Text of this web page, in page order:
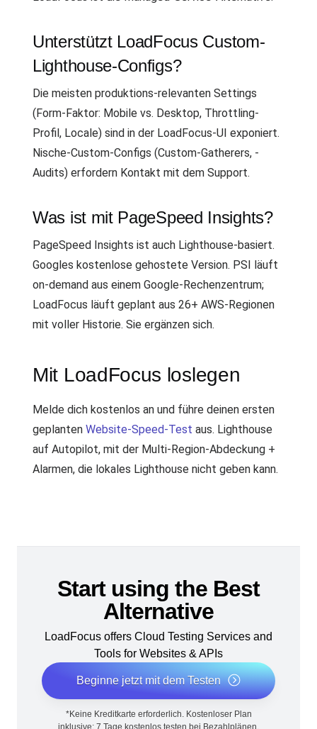
Unterstützt LoadFocus Custom-
Lighthouse-Configs?
Die meisten produktions-relevanten Settings
(Form-Faktor: Mobile vs. Desktop, Throttling-
Profil, Locale) sind in der LoadFocus-UI exponiert.
Nische-Custom-Configs (Custom-Gatherers, -
Audits) erfordern Kontakt mit dem Support.
Was ist mit PageSpeed Insights?
PageSpeed Insights ist auch Lighthouse-basiert.
Googles kostenlose gehostete Version. PSI läuft
on-demand aus einem Google-Rechenzentrum;
LoadFocus läuft geplant aus 26+ AWS-Regionen
mit voller Historie. Sie ergänzen sich.
Mit LoadFocus loslegen
Melde dich kostenlos an und führe deinen ersten
geplanten Website-Speed-Test aus. Lighthouse
auf Autopilot, mit der Multi-Region-Abdeckung +
Alarmen, die lokales Lighthouse nicht geben kann.
Start using the Best
Alternative
LoadFocus offers Cloud Testing Services and
Tools for Websites & APIs
Beginne jetzt mit dem Testen
*Keine Kreditkarte erforderlich. Kostenloser Plan
inklusive; 7 Tage kostenlos testen bei Bezahlplänen.